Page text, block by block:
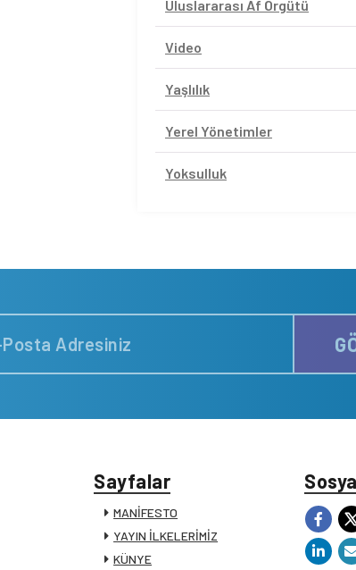
Uluslararası Af Örgütü
Video
Yaşlılık
Yerel Yönetimler
Yoksulluk
Sayfalar
MANİFESTO
YAYIN İLKELERİMİZ
KÜNYE